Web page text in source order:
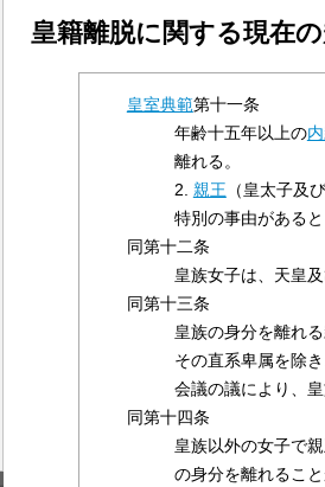
皇籍離脱に関する現在
皇室典範第十一条
年齢十五年以上の
離れる。
2. 親王 （皇太子及
特別の事由がある
同第十二条
皇族女子は、天皇
同第十三条
皇族の身分を離れ
その直系卑属を除
会議の議により、
同第十四条
皇族以外の女子で
の身分を離れること